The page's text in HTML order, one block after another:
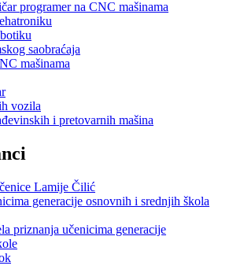
programer na CNC mašinama
saobraćaja
mašinama
vozila
i pretovarnih mašina
Lamije Čilić
generacije osnovnih i srednjih škola
priznanja učenicima generacije